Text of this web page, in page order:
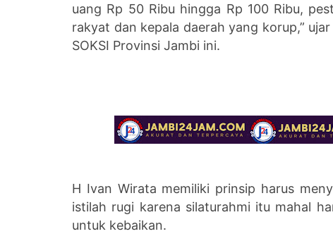
uang Rp 50 Ribu hingga Rp 100 Ribu,
rakyat dan kepala daerah yang korup,”
SOKSI Provinsi Jambi ini.
H Ivan Wirata memiliki prinsip harus
istilah rugi karena silaturahmi itu mahal
untuk kebaikan.